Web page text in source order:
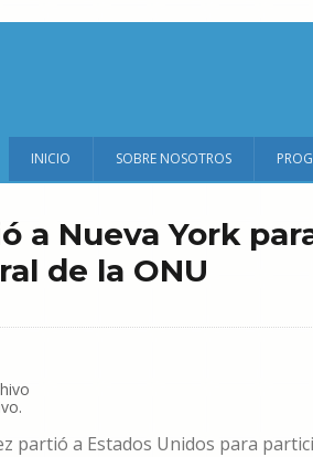
INICIO SOBRE NOSOTROS
a Nueva York
de la ONU
partió a Estados Unidos para